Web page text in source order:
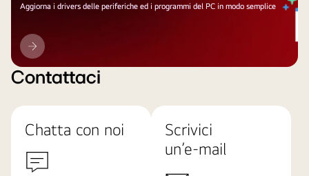
Aggiorna i drivers delle periferiche ed i programmi del PC in modo semplice
Aggiornamento
LG
Contattaci
Chatta con noi
Scrivici
un’e-mail